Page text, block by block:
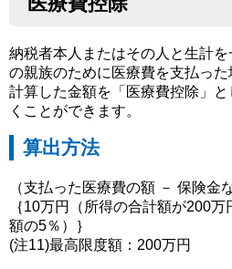
納税者本人またはその人と生計
の親族のために医療費を支払っ
計算した金額を「医療費控除」と
くことができます。
算出方法
（支払った医療費の額 － 保険金
｛10万円（所得の合計額が200
額の5％）｝
(注11)最高限度額：200万円